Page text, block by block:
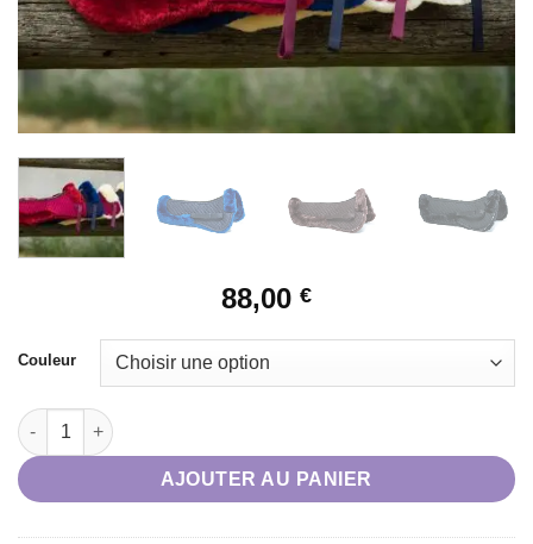
88,00 €
Couleur
quantité de Amortisseur mouton HFI couleur
AJOUTER AU PANIER